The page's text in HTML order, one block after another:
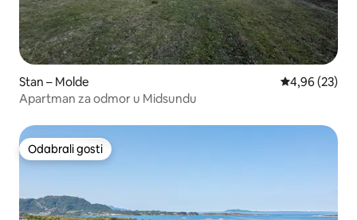
Stan – Molde Prosječna
4,96 (23)
Apartman za odmor u Midsundu
Odabrali gosti
Odabrali gosti